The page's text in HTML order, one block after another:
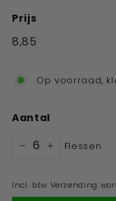
Prijs
Standaard
8,85
Op voorraad,
Aantal
Flessen
Incl. btw Verzending